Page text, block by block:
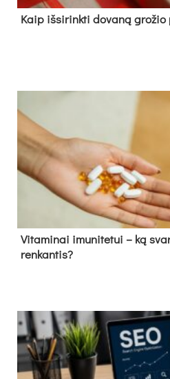
Kaip išsirinkti dovaną grožio
Vitaminai imunitetui – ką
renkantis?